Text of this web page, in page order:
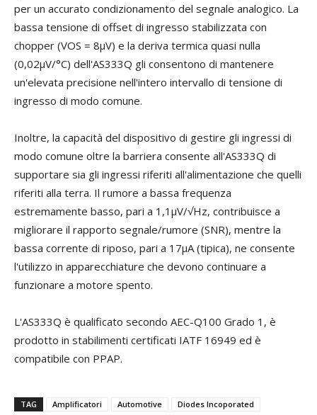
per un accurato condizionamento del segnale analogico. La
bassa tensione di offset di ingresso stabilizzata con
chopper (VOS = 8µV) e la deriva termica quasi nulla
(0,02µV/°C) dell'AS333Q gli consentono di mantenere
un'elevata precisione nell'intero intervallo di tensione di
ingresso di modo comune.
Inoltre, la capacità del dispositivo di gestire gli ingressi di
modo comune oltre la barriera consente all'AS333Q di
supportare sia gli ingressi riferiti all'alimentazione che quelli
riferiti alla terra. Il rumore a bassa frequenza
estremamente basso, pari a 1,1µV/√Hz, contribuisce a
migliorare il rapporto segnale/rumore (SNR), mentre la
bassa corrente di riposo, pari a 17μA (tipica), ne consente
l'utilizzo in apparecchiature che devono continuare a
funzionare a motore spento.
L'AS333Q è qualificato secondo AEC-Q100 Grado 1, è
prodotto in stabilimenti certificati IATF 16949 ed è
compatibile con PPAP.
TAG Amplificatori Automotive Diodes Incoporated